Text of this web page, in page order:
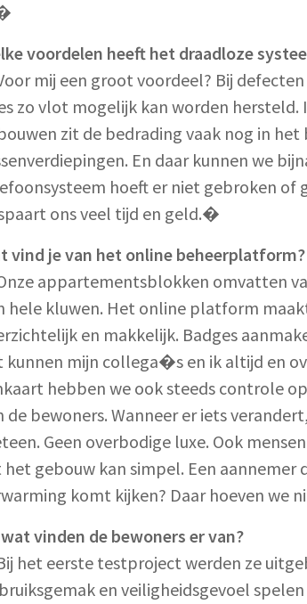
voordelen heeft het draadloze
mij een groot voordeel? Bij
zo vlot mogelijk kan worden hersteld.
zit de bedrading vaak nog in
En daar kunnen we
hoeft er niet gebroken of
ons veel tijd en geld.�
vind je van het online beheerplatform?
appartementsblokken omvatten
hele kluwen. Het online platform
en makkelijk. Badges
kunnen mijn collega�s en ik altijd en
hebben we ook steeds controle
de bewoners. Wanneer er iets
Geen overbodige luxe. Ook
gebouw kan simpel. Een aannemer
komt kijken? Daar hoeven we
wat vinden de bewoners er van?
het eerste testproject werden ze
en veiligheidsgevoel